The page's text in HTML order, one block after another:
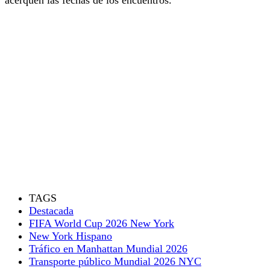
TAGS
Destacada
FIFA World Cup 2026 New York
New York Hispano
Tráfico en Manhattan Mundial 2026
Transporte público Mundial 2026 NYC